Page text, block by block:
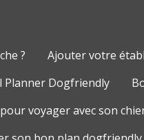
?
Ajouter votre
Planner Dogfriendly
voyager avec son